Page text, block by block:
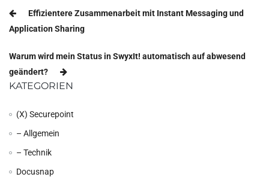
Beitragsnavigation
Effizientere Zusammenarbeit mit Instant Messaging und
Application Sharing
Warum wird mein Status in SwyxIt! automatisch auf abwesend
geändert?
KATEGORIEN
(X) Securepoint
– Allgemein
– Technik
Docusnap